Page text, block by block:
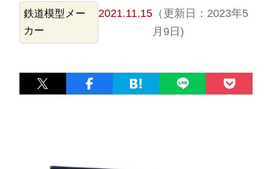
鉄道模型メー
カー
2021.11.15（更新日：2023年5
月9日)